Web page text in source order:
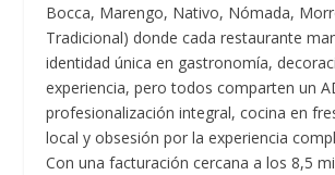
Bocca, Marengo, Nativo, Nómada,
Tradicional) donde cada restaurante
identidad única en gastronomía,
experiencia, pero todos comparten un
profesionalización integral, cocina en
local y obsesión por la experiencia
Con una facturación cercana a los 8,5